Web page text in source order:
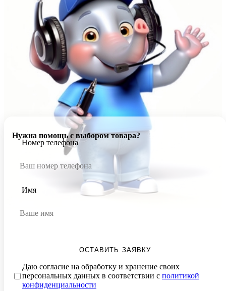
Нужна помощь с выбором товара?
Номер телефона
Имя
ОСТАВИТЬ ЗАЯВКУ
Даю согласие на обработку и хранение своих
персональных данных в соответствии с политикой
конфиденциальности